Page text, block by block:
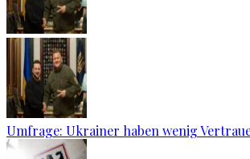
Umfrage: Ukrainer haben wenig